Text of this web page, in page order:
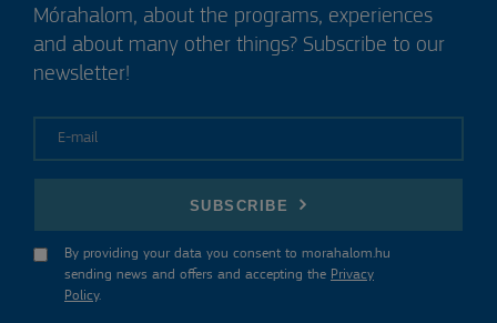
Mórahalom, about the programs, experiences
and about many other things? Subscribe to our
newsletter!
SUBSCRIBE
By providing your data you consent to morahalom.hu
sending news and offers and accepting the Privacy
Policy.